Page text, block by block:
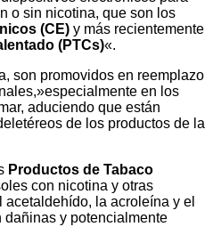
o sin nicotina, que son los
(CE) y más recientemente
(PTCs)«.
son promovidos en reemplazo
en los
aduciendo que están
de los productos de la
Productos de Tabaco
con nicotina y otras
la acroleína y el
y potencialmente